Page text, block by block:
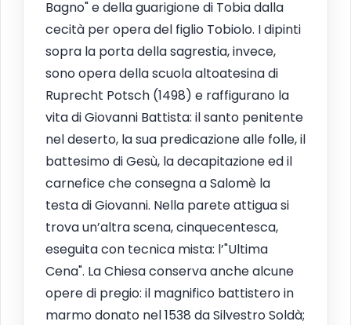
Bagno" e della guarigione di Tobia dalla
cecità per opera del figlio Tobiolo. I dipinti
sopra la porta della sagrestia, invece,
sono opera della scuola altoatesina di
Ruprecht Potsch (1498) e raffigurano la
vita di Giovanni Battista: il santo penitente
nel deserto, la sua predicazione alle folle, il
battesimo di Gesù, la decapitazione ed il
carnefice che consegna a Salomè la
testa di Giovanni. Nella parete attigua si
trova un’altra scena, cinquecentesca,
eseguita con tecnica mista: l’"Ultima
Cena". La Chiesa conserva anche alcune
opere di pregio: il magnifico battistero in
marmo donato nel 1538 da Silvestro Soldà;